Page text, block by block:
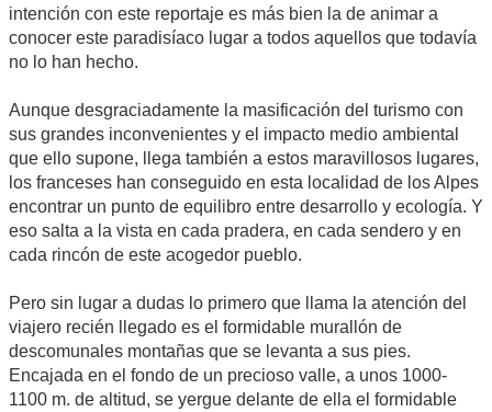
intención con este reportaje es más bien la de animar a
conocer este paradisíaco lugar a todos aquellos que todavía
no lo han hecho.
Aunque desgraciadamente la masificación del turismo con
sus grandes inconvenientes y el impacto medio ambiental
que ello supone, llega también a estos maravillosos lugares,
los franceses han conseguido en esta localidad de los Alpes
encontrar un punto de equilibro entre desarrollo y ecología. Y
eso salta a la vista en cada pradera, en cada sendero y en
cada rincón de este acogedor pueblo.
Pero sin lugar a dudas lo primero que llama la atención del
viajero recién llegado es el formidable murallón de
descomunales montañas que se levanta a sus pies.
Encajada en el fondo de un precioso valle, a unos 1000-
1100 m. de altitud, se yergue delante de ella el formidable